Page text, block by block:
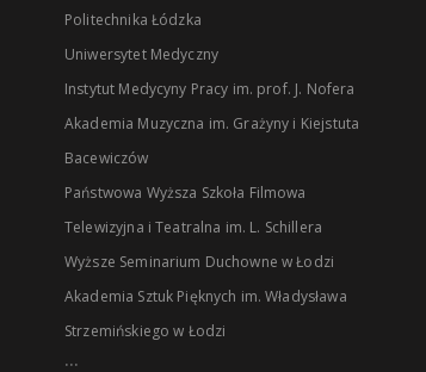
Politechnika Łódzka
Uniwersytet Medyczny
Instytut Medycyny Pracy im. prof. J. Nofera
Akademia Muzyczna im. Grażyny i Kiejstuta
Bacewiczów
Państwowa Wyższa Szkoła Filmowa
Telewizyjna i Teatralna im. L. Schillera
Wyższe Seminarium Duchowne w Łodzi
Akademia Sztuk Pięknych im. Władysława
Strzemińskiego w Łodzi
...